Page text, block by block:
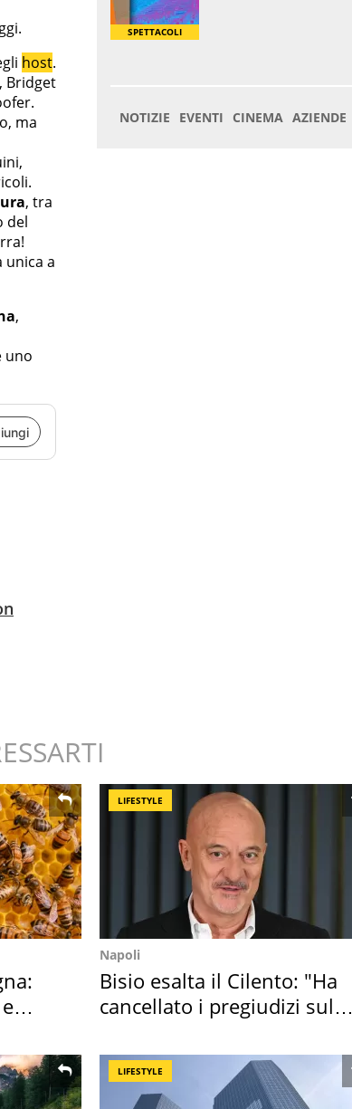
host.
Bridget
ma
, tra
del
unica a
,
uno
LIFESTYLE
Napoli
Bisio esalta il Cilento: "Ha
cancellato i pregiudizi sul
LIFESTYLE